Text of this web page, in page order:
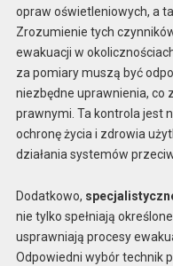
opraw oświetleniowych, a
Zrozumienie tych
ewakuacji w
za pomiary muszą być
niezbędne uprawnienia, co
prawnymi. Ta kontrola jest
ochronę życia i zdrowia
działania systemów
Dodatkowo,
nie tylko spełniają
usprawniają procesy
Odpowiedni wybór technik